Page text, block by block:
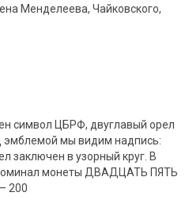
Менделеева, Чайковского,
символ ЦБРФ, двуглавый орел
мы видим надпись:
заключен в узорный круг. В
номинал монеты ДВАДЦАТЬ ПЯТЬ
200